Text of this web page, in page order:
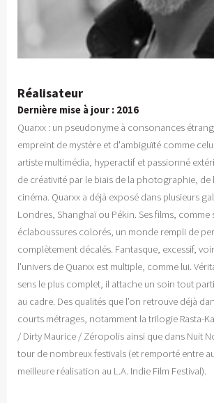
Réalisateur
Dernière mise à jour : 2016
Quarxx : un pseudonyme à consonances
empreint de mystère et d'ambiguïté comme
artiste multimédia, hyperactif et passionné
de créativité par le biais de la photographie, de
cinéma. Quarxx a déjà exposé dans plusieurs
Londres, Shanghaï ou Pékin. Ses films, comme
éclaboussures colorés, un monde rempli de
complètement décalés. Fantasque, excessif,
l'univers de Quarxx est multiple, comme lui.
sens le plus complet, il attache un soin tout
au cadre. Des qualités que l’on retrouve déjà
courts métrages, notamment la trilogie Rasta-
/ Dirty Maurice / Zéropolis ainsi que dans Nuit
tour de nombreux festivals (et remporté entre
meilleure réalisation au L.A. Indie Film Festival).